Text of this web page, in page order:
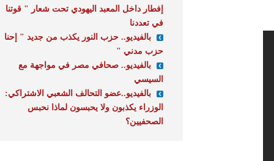
إفطار داخل المعبد اليهودي تحت شعار " قوتنا
في تعددنا
بالفيديو.. حزب النور يكذب من جديد " إحنا
حزب مدني "
بالفيديو.. صحافي مصر في مواجهة مع
السيسي
بالفيديو..عضو التحالف الشعبي الاشتراكي:
الوزراء يكذبون ولا يحبسون لماذا نحبس
الصحفيين؟